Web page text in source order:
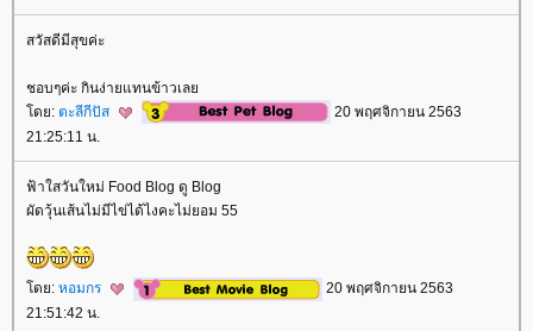
สวัสดีมีสุขค่ะ
ชอบๆค่ะ กินง่ายแทนข้าวเล
ดย: ตะลีกีปัส
20 พฤศจิกายน 2563
21:25:11 น.
ฟ้าใสวันใหม่ Food Blog ดู Blog
ผัดวุ้นเส้นไม่มีไข่ได้ไงคะไม่ยอม 55
ดย: หอมกร
20 พฤศจิกายน 2563
21:51:42 น.